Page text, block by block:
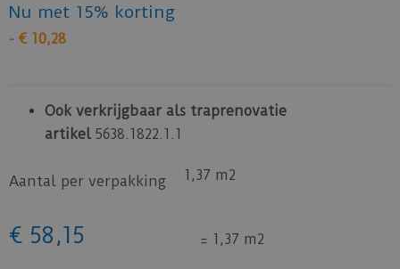
Nu met 15% korting
- € 10,28
Ook verkrijgbaar als traprenovatie
artikel 5638.1822.1.1
Aantal per verpakking 1,37 m2
€ 58 ,15 = 1,37 m2